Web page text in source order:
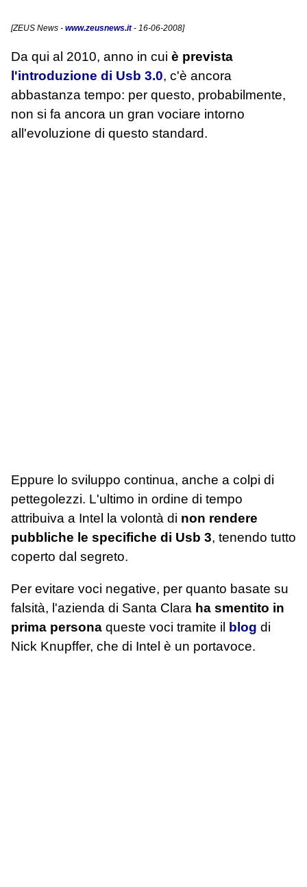
[ZEUS News - www.zeusnews.it- 16-06-2008]
Da qui al 2010, anno in cui è prevista
l'introduzione di Usb 3.0, c'è ancora
abbastanza tempo: per questo, probabilmente,
non si fa ancora un gran vociare intorno
all'evoluzione di questo standard.
Eppure lo sviluppo continua, anche a colpi di
pettegolezzi. L'ultimo in ordine di tempo
attribuiva a Intel la volontà di non rendere
pubbliche le specifiche di Usb 3, tenendo tutto
coperto dal segreto.
Per evitare voci negative, per quanto basate su
falsità, l'azienda di Santa Clara ha smentito in
prima persona queste voci tramite il blog di
Nick Knupffer, che di Intel è un portavoce.